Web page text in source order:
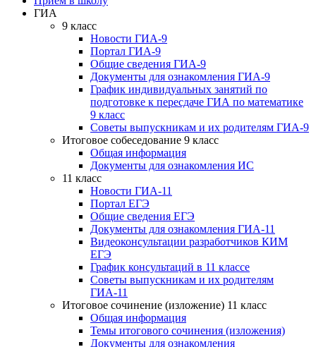
ГИА
9 класс
Новости ГИА-9
Портал ГИА-9
Общие сведения ГИА-9
Документы для ознакомления ГИА-9
График индивидуальных занятий по
подготовке к пересдаче ГИА по математике
9 класс
Советы выпускникам и их родителям ГИА-9
Итоговое собеседование 9 класс
Общая информация
Документы для ознакомления ИС
11 класс
Новости ГИА-11
Портал ЕГЭ
Общие сведения ЕГЭ
Документы для ознакомления ГИА-11
Видеоконсультации разработчиков КИМ
ЕГЭ
График консультаций в 11 классе
Советы выпускникам и их родителям
ГИА-11
Итоговое сочинение (изложение) 11 класс
Общая информация
Темы итогового сочинения (изложения)
Документы для ознакомления